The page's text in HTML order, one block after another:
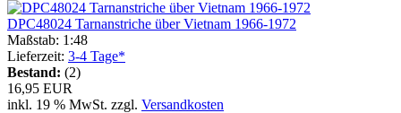
DPC48024 Tarnanstriche über Vietnam 1966-1972
Maßstab: 1:48
Lieferzeit: 3-4 Tage*
Bestand: (2)
16,95 EUR
inkl. 19 % MwSt. zzgl. Versandkosten